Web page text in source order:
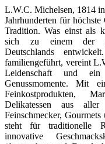
L.W.C. Michelsen, 1814
Jahrhunderten für höchste
Tradition. Was einst als
sich zu einem der
Deutschlands
familiengeführt, vereint
Leidenschaft und
Genussmomente. Mit
Feinkostprodukten,
Delikatessen aus
Feinschmecker,
steht für traditionelle
innovative